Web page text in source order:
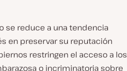
se reduce a una tendencia
en preservar su reputación
restringen el acceso a los
o incriminatoria sobre